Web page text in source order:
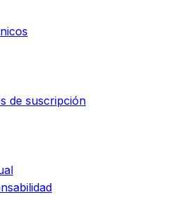
de suscripción